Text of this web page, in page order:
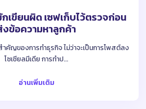
เขียนผิด เซฟเก็บไว้ตรวจก่อน
งข้อความหาลูกค้า
คัญของการทำธุรกิจ ไม่ว่าจะเป็นการโพสต์ลง
โซเชียลมีเดีย การทำป...
อ่านเพิ่มเติม